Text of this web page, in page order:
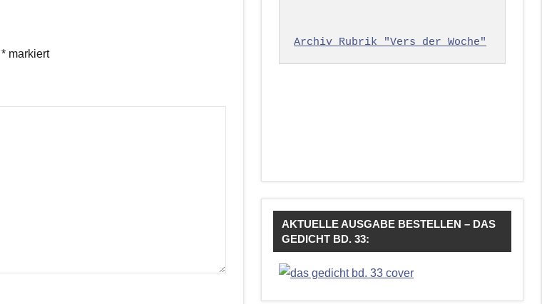
* markiert
Archiv Rubrik "Vers der Woche"
AKTUELLE AUSGABE BESTELLEN – DAS
GEDICHT BD. 33: